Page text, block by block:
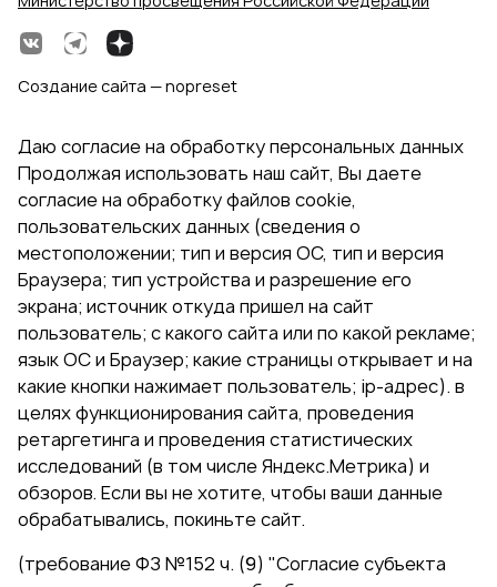
Создание сайта — nopreset
Даю согласие на обработку персональных данных
Продолжая использовать наш сайт, Вы даете
согласие на обработку файлов cookie,
пользовательских данных (сведения о
местоположении; тип и версия ОС, тип и версия
Браузера; тип устройства и разрешение его
экрана; источник откуда пришел на сайт
пользователь; с какого сайта или по какой рекламе;
язык ОС и Браузер; какие страницы открывает и на
какие кнопки нажимает пользователь; ip-адрес). в
целях функционирования сайта, проведения
ретаргетинга и проведения статистических
исследований (в том числе Яндекс.Метрика) и
обзоров. Если вы не хотите, чтобы ваши данные
обрабатывались, покиньте сайт.
(требование ФЗ №152 ч. (9) "Согласие субъекта